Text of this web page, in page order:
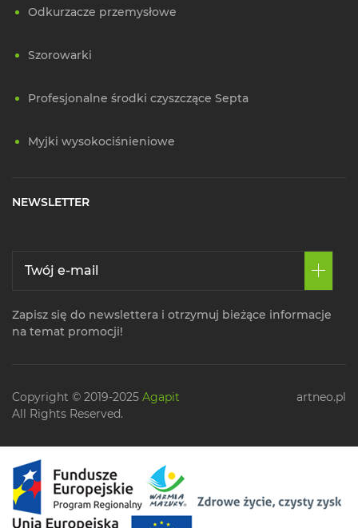
Odkurzacze przemysłowe
Szorowarki
Profesjonalne środki czyszczące Septa
Myjki wysokociśnieniowe
NEWSLETTER
Zapisz się do newslettera i otrzymuj bieżące informacje
na temat promocji!
Copyright © 2019-2025 Agapit
All Rights Reserved.
artneo.pl